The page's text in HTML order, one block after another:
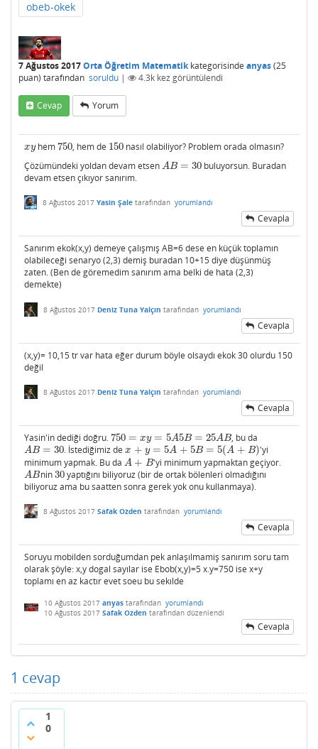
obeb-okek
7 Ağustos 2017Orta Öğretim Matematikkategorisinde anyas(25
puan) tarafından soruldu | 4.3k kez görüntülendi
Cevap Yorum
xy
xy hem 750
750, hem de 150
150 nasıl olabiliyor? Problem orada olmasın?
Çözümündeki yoldan devam etsen AB = 30
AB= 30
buluyorsun. Buradan
devam etsen çıkıyor sanırım.
8 Ağustos 2017 Yasin Şale tarafından yorumlandı
Cevapla
Sanırım ekok(x,y) demeye çalışmış AB=6 dese en küçük toplamın
olabileceği senaryo (2,3) demiş buradan 10+15 diye düşünmüş
zaten. (Ben de göremedim sanırım ama belki de hata (2,3)
demekte)
8 Ağustos 2017 Deniz Tuna Yalçın tarafından yorumlandı
Cevapla
(x,y)= 10,15 tr var hata eğer durum böyle olsaydı ekok 30 olurdu 150
değil
8 Ağustos 2017 Deniz Tuna Yalçın tarafından yorumlandı
Cevapla
Yasin'in dediği doğru. 750 = xy = 5A5B = 25A B
750 =xy =5A 5B =25AB , bu da
AB = 30
AB= 30 . İstediğimiz dex + y = 5A + 5B = 5(A + B)
x+ y= 5A+5B=5 (A +B)
'yi
minimum yapmak. Bu da A + B
A+ B 'yi minimum yapmaktan geçiyor.
A B
AB nin30
30yaptığını biliyoruz (bir de ortak bölenleri olmadığını
biliyoruz ama bu saatten sonra gerek yok onu kullanmaya).
8 Ağustos 2017 Safak Ozden tarafından yorumlandı
Cevapla
Soruyu mobilden sorduğumdan pek anlaşılmamiş sanırım soru tam
olarak şöyle: x,y dogal sayılar ise Ebob(x,y)=5 x.y=750 ise x+y
toplamı en az kactır evet soeu bu sekılde
10 Ağustos 2017 anyas tarafından yorumlandı
10 Ağustos 2017 Safak Ozden tarafından düzenlendi
Cevapla
1 cevap
1
0